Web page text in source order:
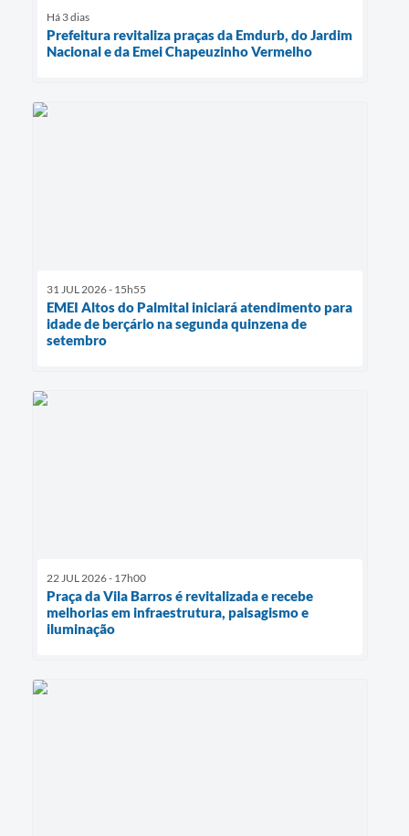
Há 3 dias
Prefeitura revitaliza praças da Emdurb, do Jardim
Nacional e da Emei Chapeuzinho Vermelho
31 JUL 2026 - 15h55
EMEI Altos do Palmital iniciará atendimento para
idade de berçário na segunda quinzena de
setembro
22 JUL 2026 - 17h00
Praça da Vila Barros é revitalizada e recebe
melhorias em infraestrutura, paisagismo e
iluminação